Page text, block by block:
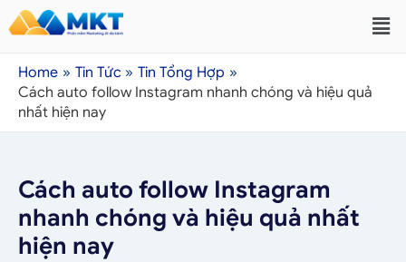
Home Tin Tức
Tin Tổng Hợp
Cách auto follow Instagram nhanh chóng và hiệu quả
nhất hiện nay
Cách auto follow Instagram
nhanh chóng và hiệu quả nhất
hiện nay